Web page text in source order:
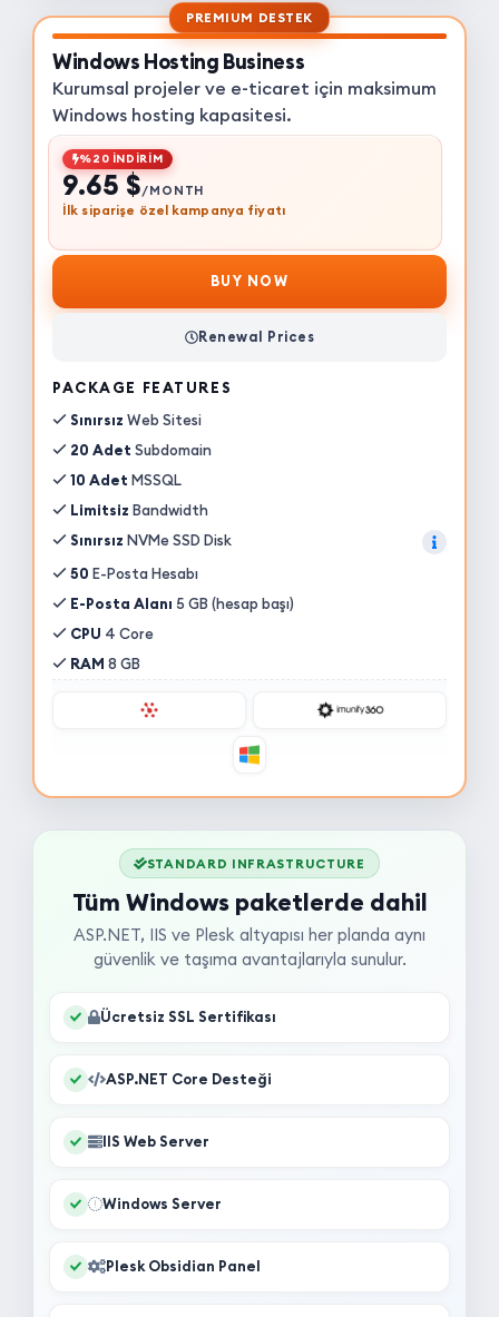
PREMIUM DESTEK
Windows Hosting Business
Kurumsal projeler ve e-ticaret için maksimum
Windows hosting kapasitesi.
%20 İNDİRİM
9.65 $/MONTH
İlk siparişe özel kampanya fiyatı
BUY NOW
Renewal Prices
PACKAGE FEATURES
Sınırsız Web Sitesi
20 Adet Subdomain
10 Adet MSSQL
Limitsiz Bandwidth
Sınırsız NVMe SSD Disk
50 E-Posta Hesabı
E-Posta Alanı 5 GB (hesap başı)
CPU 4 Core
RAM 8 GB
STANDARD INFRASTRUCTURE
Tüm Windows paketlerde dahil
ASP.NET, IIS ve Plesk altyapısı her planda aynı
güvenlik ve taşıma avantajlarıyla sunulur.
Ücretsiz SSL Sertifikası
ASP.NET Core Desteği
IIS Web Server
Windows Server
Plesk Obsidian Panel